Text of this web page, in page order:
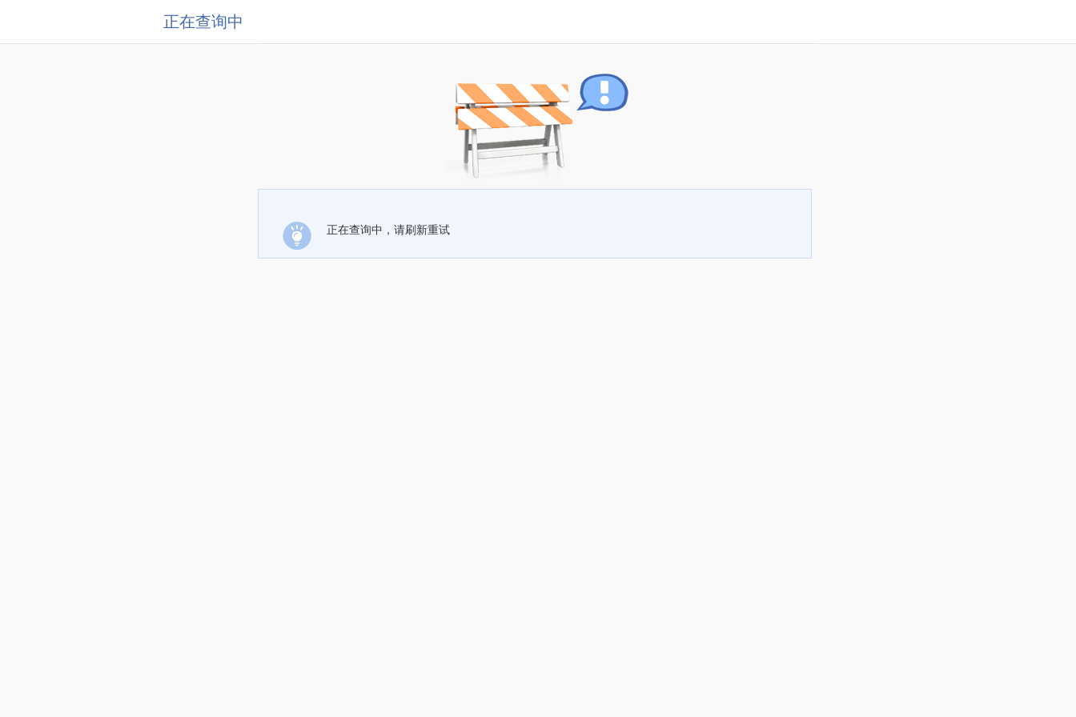
正在查询中
正在查询中，请刷新重试